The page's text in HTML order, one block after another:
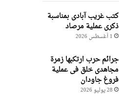
کتب غریب آبادی بمناسبة
ذکری عملیة مرصاد
1 أغسطس 2026
جرائم حرب ارتکبها زمرة
مجاهدی خلق فی عملیة
فروغ جاودان
28 يوليو 2026